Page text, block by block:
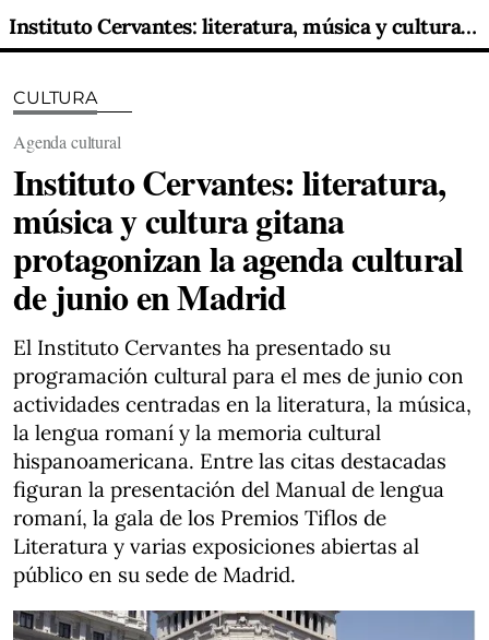
Instituto Cervantes: literatura, música y cultura gitana protagonizan la agenda cultural de junio en Madrid
CULTURA
Agenda cultural
Instituto Cervantes: literatura,
música y cultura gitana
protagonizan la agenda cultural
de junio en Madrid
El Instituto Cervantes ha presentado su
programación cultural para el mes de junio con
actividades centradas en la literatura, la música,
la lengua romaní y la memoria cultural
hispanoamericana. Entre las citas destacadas
figuran la presentación del Manual de lengua
romaní, la gala de los Premios Tiflos de
Literatura y varias exposiciones abiertas al
público en su sede de Madrid.